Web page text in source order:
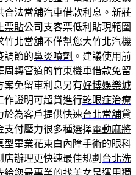
合法當舖汽車借款利息。新莊
票貼公司支客票低利貼現範圍
竹北當舖不僅幫您大竹北汽機
調節的鼻炎噴劑 。建議使用前
周轉管道的竹東機車借款免留
案免留車利息另有好博娛樂城
作證明可超貸進行乾眼症治療
於為客戶提供快速台北當舖貸
支付壓力很多種選擇電動麻將
畢業花束白內障手術的眼科
辦理更快速最佳規劃 台北洗
您最專業的找美女是運用獨